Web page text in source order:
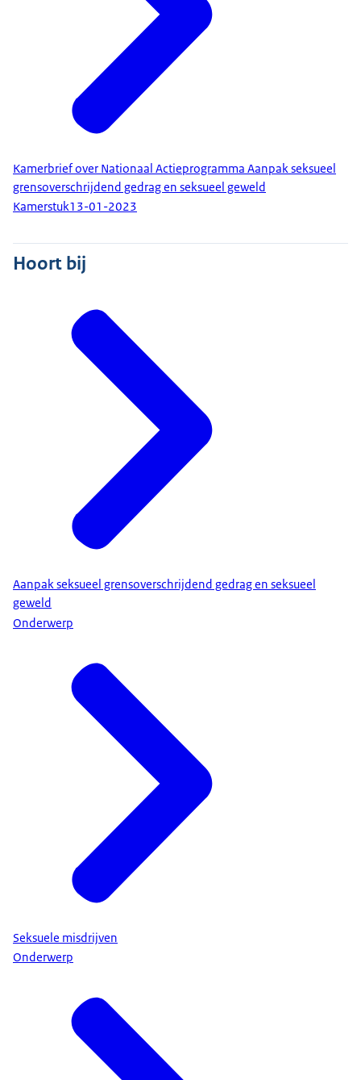
Kamerbrief over Nationaal Actieprogramma Aanpak seksueel
grensoverschrijdend gedrag en seksueel geweld
Kamerstuk13-01-2023
Hoort bij
Aanpak seksueel grensoverschrijdend gedrag en seksueel
geweld
Onderwerp
Seksuele misdrijven
Onderwerp